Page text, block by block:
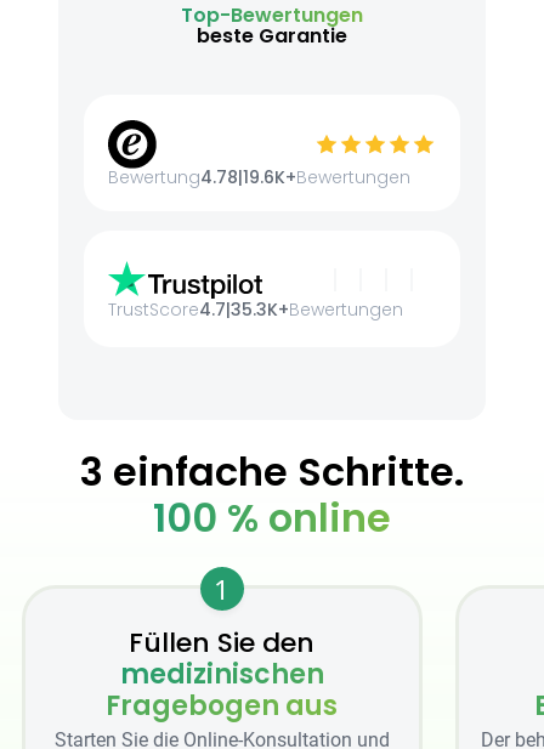
Top-Bewertungen
beste Garantie
Bewertung4.78|19.6K+Bewertungen
TrustScore4.7|35.3K+Bewertungen
3 einfache Schritte.
100 % online
1
Füllen Sie den
medizinischen
Fragebogen aus
Starten Sie die Online-Konsultation und Der